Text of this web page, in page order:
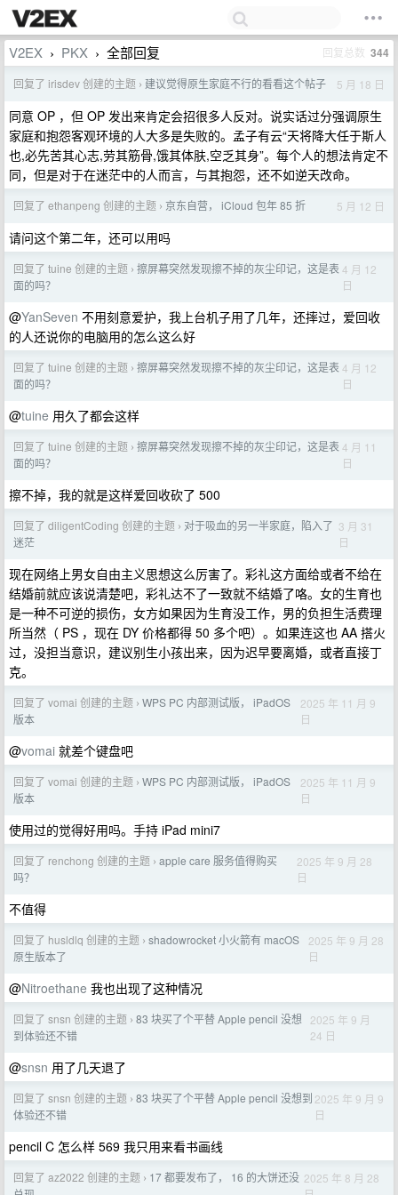
V2EX › PKX › 全部回复 回复总数 344
回复了 irisdev 创建的主题 › 建议觉得原生家庭不行的看看这个帖子 5 月 18 日
同意 OP ，但 OP 发出来肯定会招很多人反对。说实话过分强调原生
家庭和抱怨客观环境的人大多是失败的。孟子有云“天将降大任于斯人
也,必先苦其心志,劳其筋骨,饿其体肤,空乏其身”。每个人的想法肯定不
同，但是对于在迷茫中的人而言，与其抱怨，还不如逆天改命。
回复了 ethanpeng 创建的主题 › 京东自营， iCloud 包年 85 折 5 月 12 日
请问这个第二年，还可以用吗
回复了 tuine 创建的主题 › 擦屏幕突然发现擦不掉的灰尘印记，这是表
面的吗？
4 月 12
日
@YanSeven 不用刻意爱护，我上台机子用了几年，还摔过，爱回收
的人还说你的电脑用的怎么这么好
回复了 tuine 创建的主题 › 擦屏幕突然发现擦不掉的灰尘印记，这是表
面的吗？
4 月 12
日
@tuine 用久了都会这样
回复了 tuine 创建的主题 › 擦屏幕突然发现擦不掉的灰尘印记，这是表
面的吗？
4 月 11
日
擦不掉，我的就是这样爱回收砍了 500
回复了 diligentCoding 创建的主题 › 对于吸血的另一半家庭，陷入了
迷茫
3 月 31
日
现在网络上男女自由主义思想这么厉害了。彩礼这方面给或者不给在
结婚前就应该说清楚吧，彩礼达不了一致就不结婚了咯。女的生育也
是一种不可逆的损伤，女方如果因为生育没工作，男的负担生活费理
所当然（ PS ，现在 DY 价格都得 50 多个吧）。如果连这也 AA 搭火
过，没担当意识，建议别生小孩出来，因为迟早要离婚，或者直接丁
克。
回复了 vomai 创建的主题 › WPS PC 内部测试版， iPadOS
版本
2025 年 11 月 9
日
@vomai 就差个键盘吧
回复了 vomai 创建的主题 › WPS PC 内部测试版， iPadOS
版本
2025 年 11 月 9
日
使用过的觉得好用吗。手持 iPad mini7
回复了 renchong 创建的主题 › apple care 服务值得购买
吗？
2025 年 9 月 28
日
不值得
回复了 husldlq 创建的主题 › shadowrocket 小火箭有 macOS
原生版本了
2025 年 9 月 28
日
@Nitroethane 我也出现了这种情况
回复了 snsn 创建的主题 › 83 块买了个平替 Apple pencil 没想
到体验还不错
2025 年 9 月
24 日
@snsn 用了几天退了
回复了 snsn 创建的主题 › 83 块买了个平替 Apple pencil 没想到
体验还不错
2025 年 9 月 9
日
pencil C 怎么样 569 我只用来看书画线
回复了 az2022 创建的主题 › 17 都要发布了， 16 的大饼还没 2025 年 8 月 28